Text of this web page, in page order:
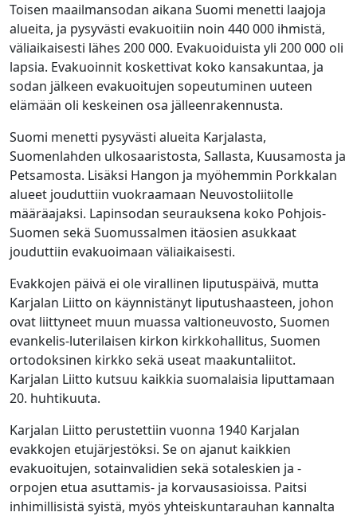
Toisen maailmansodan aikana Suomi menetti laajoja
alueita, ja pysyvästi evakuoitiin noin 440 000 ihmistä,
väliaikaisesti lähes 200 000. Evakuoiduista yli 200 000 oli
lapsia. Evakuoinnit koskettivat koko kansakuntaa, ja
sodan jälkeen evakuoitujen sopeutuminen uuteen
elämään oli keskeinen osa jälleenrakennusta.
Suomi menetti pysyvästi alueita Karjalasta,
Suomenlahden ulkosaaristosta, Sallasta, Kuusamosta ja
Petsamosta. Lisäksi Hangon ja myöhemmin Porkkalan
alueet jouduttiin vuokraamaan Neuvostoliitolle
määräajaksi. Lapinsodan seurauksena koko Pohjois-
Suomen sekä Suomussalmen itäosien asukkaat
jouduttiin evakuoimaan väliaikaisesti.
Evakkojen päivä ei ole virallinen liputuspäivä, mutta
Karjalan Liitto on käynnistänyt liputushaasteen, johon
ovat liittyneet muun muassa valtioneuvosto, Suomen
evankelis-luterilaisen kirkon kirkkohallitus, Suomen
ortodoksinen kirkko sekä useat maakuntaliitot.
Karjalan Liitto kutsuu kaikkia suomalaisia liputtamaan
20. huhtikuuta.
Karjalan Liitto perustettiin vuonna 1940 Karjalan
evakkojen etujärjestöksi. Se on ajanut kaikkien
evakuoitujen, sotainvalidien sekä sotaleskien ja -
orpojen etua asuttamis- ja korvausasioissa. Paitsi
inhimillisistä syistä, myös yhteiskuntarauhan kannalta